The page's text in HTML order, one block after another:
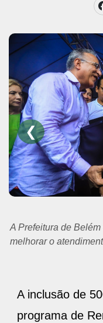
❮
A Prefeitura de
melhorar o
A inclusão de
programa de